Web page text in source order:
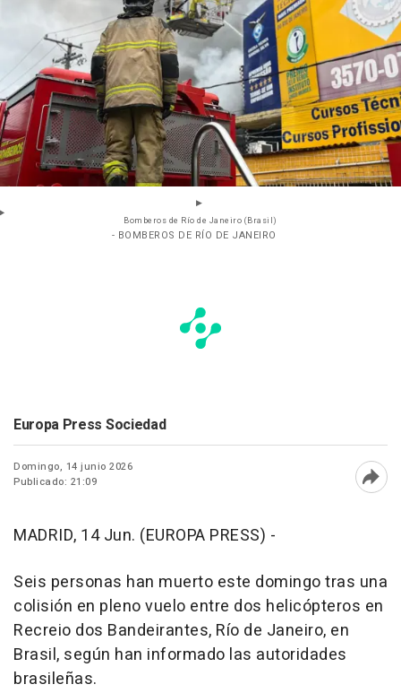
Bomberos de Río de Janeiro (Brasil)
- BOMBEROS DE RÍO DE JANEIRO
Europa Press Sociedad
Domingo, 14 junio 2026
Publicado: 21:09
MADRID, 14 Jun. (EUROPA PRESS) -
Seis personas han muerto este domingo tras una
colisión en pleno vuelo entre dos helicópteros en
Recreio dos Bandeirantes, Río de Janeiro, en
Brasil, según han informado las autoridades
brasileñas.